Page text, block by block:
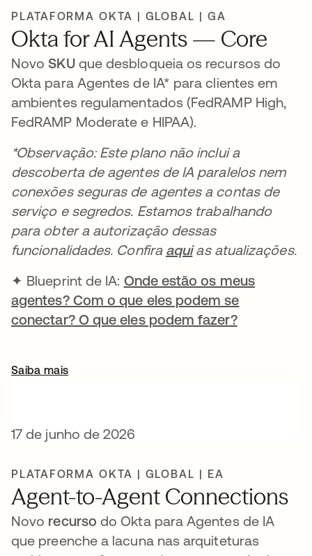
PLATAFORMA OKTA | GLOBAL | GA
Okta for AI Agents — Core
Novo SKU que desbloqueia os recursos do
Okta para Agentes de IA* para clientes em
ambientes regulamentados (FedRAMP High,
FedRAMP Moderate e HIPAA).
*Observação: Este plano não inclui a
descoberta de agentes de IA paralelos nem
conexões seguras de agentes a contas de
serviço e segredos. Estamos trabalhando
para obter a autorização dessas
funcionalidades. Confira aquias atualizações.
✦ Blueprint de IA: Onde estão os meus
agentes? Com o que eles podem se
conectar? O que eles podem fazer?
Saiba mais
17 de junho de 2026
PLATAFORMA OKTA | GLOBAL | EA
Agent-to-Agent Connections
Novo recursodo Okta para Agentes de IA
que preenche a lacuna nas arquiteturas